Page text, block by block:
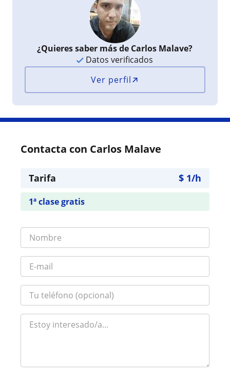
¿Quieres saber más de Carlos Malave?
Datos verificados
Ver perfil
Contacta con Carlos Malave
Tarifa $ 1/h
1ª clase gratis